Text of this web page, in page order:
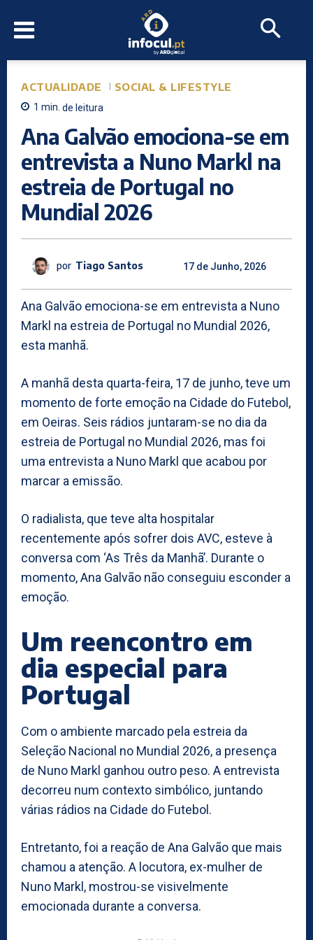
ACTUALIDADE SOCIAL & LIFESTYLE
1 min. de leitura
Ana Galvão emociona-se em
entrevista a Nuno Markl na
estreia de Portugal no
Mundial 2026
por Tiago Santos 17 de Junho, 2026
Ana Galvão emociona-se em entrevista a Nuno
Markl na estreia de Portugal no Mundial 2026,
esta manhã.
A manhã desta quarta-feira, 17 de junho, teve um
momento de forte emoção na Cidade do Futebol,
em Oeiras. Seis rádios juntaram-se no dia da
estreia de Portugal no Mundial 2026, mas foi
uma entrevista a Nuno Markl que acabou por
marcar a emissão.
O radialista, que teve alta hospitalar
recentemente após sofrer dois AVC, esteve à
conversa com ‘As Três da Manhã’. Durante o
momento, Ana Galvão não conseguiu esconder a
emoção.
Um reencontro em
dia especial para
Portugal
Com o ambiente marcado pela estreia da
Seleção Nacional no Mundial 2026, a presença
de Nuno Markl ganhou outro peso. A entrevista
decorreu num contexto simbólico, juntando
várias rádios na Cidade do Futebol.
Entretanto, foi a reação de Ana Galvão que mais
chamou a atenção. A locutora, ex-mulher de
Nuno Markl, mostrou-se visivelmente
emocionada durante a conversa.